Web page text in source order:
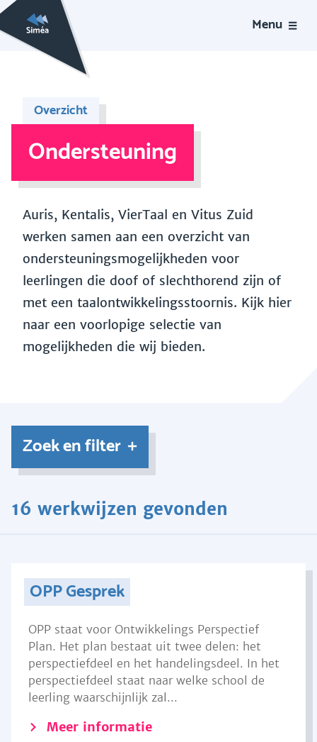
Menu
Overzicht
Ondersteuning
Auris, Kentalis, VierTaal en Vitus Zuid
werken samen aan een overzicht van
ondersteuningsmogelijkheden voor
leerlingen die doof of slechthorend zijn of
met een taalontwikkelingsstoornis. Kijk hier
naar een voorlopige selectie van
mogelijkheden die wij bieden.
Zoek en filter
16 werkwijzen gevonden
OPP Gesprek
OPP staat voor Ontwikkelings Perspectief
Plan. Het plan bestaat uit twee delen: het
perspectiefdeel en het handelingsdeel. In het
perspectiefdeel staat naar welke school de
leerling waarschijnlijk zal...
Meer informatie